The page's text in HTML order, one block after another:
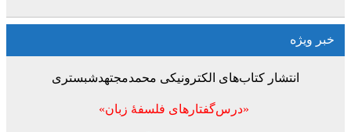
خبر ویژه
انتشار کتاب‌های الکترونیکی محمدمجتهدشبستری
«درس‌گفتارهای فلسفۀ زبان»